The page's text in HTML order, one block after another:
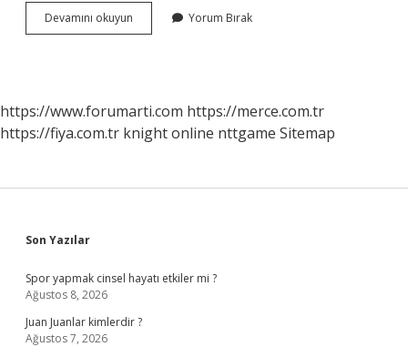
Devamını okuyun
Yaşlı
Yorum Bırak
https://www.forumarti.com https://merce.com.tr
https://fiya.com.tr knight online nttgame Sitemap
Sidebar
Son Yazılar
Spor yapmak cinsel hayatı etkiler mi ?
Ağustos 8, 2026
Juan Juanlar kimlerdir ?
Ağustos 7, 2026